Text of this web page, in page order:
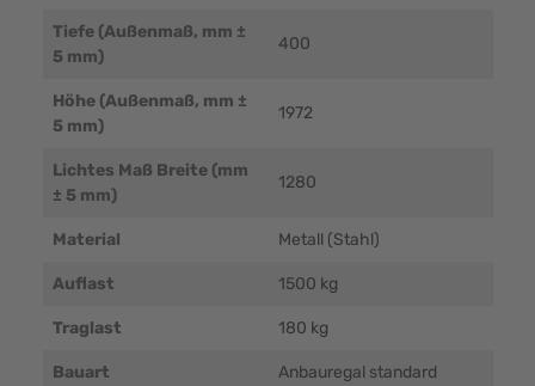
Tiefe (Außenmaß, mm ±
5 mm)
400
Höhe (Außenmaß, mm ±
5 mm)
1972
Lichtes Maß Breite (mm
± 5 mm)
1280
Material Metall (Stahl)
Auflast 1500 kg
Traglast 180 kg
Bauart Anbauregal standard